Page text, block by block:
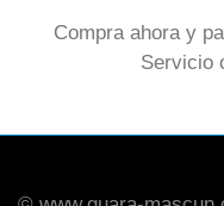
Compra ahora y
Servicio